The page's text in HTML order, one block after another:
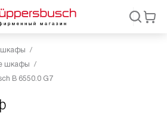
шкафы
шкафы
B 6550.0 G7